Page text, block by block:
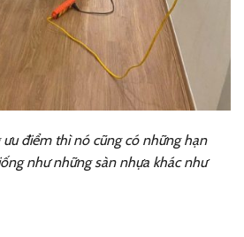
điểm thì nó cũng có những hạn
như những sàn nhựa khác như